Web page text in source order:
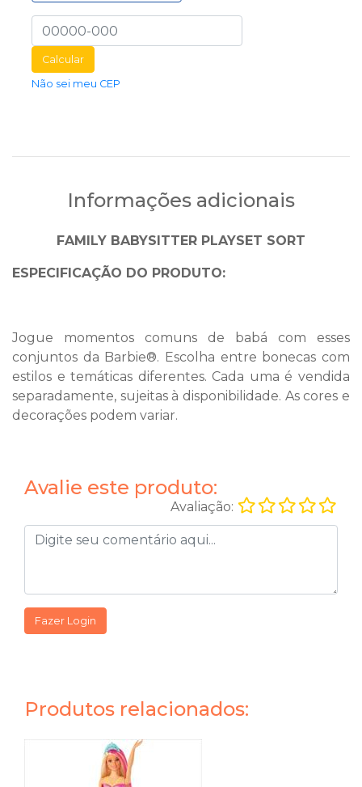
Calcular
Não sei meu CEP
Informações adicionais
FAMILY BABYSITTER PLAYSET SORT
ESPECIFICAÇÃO DO PRODUTO:
Jogue momentos comuns de babá com esses
conjuntos da Barbie®. Escolha entre bonecas com
estilos e temáticas diferentes. Cada uma é vendida
separadamente, sujeitas à disponibilidade. As cores e
decorações podem variar.
Avalie este produto:
Avaliação:
Fazer Login
Produtos relacionados: